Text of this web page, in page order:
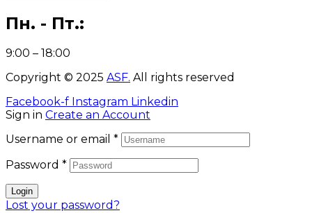
Пн. - Пт.:
9:00 – 18:00
Copyright © 2025 ASF. All rights reserved
Facebook-f Instagram Linkedin
Sign in Create an Account
Username or email *
Password *
Login
Lost your password?